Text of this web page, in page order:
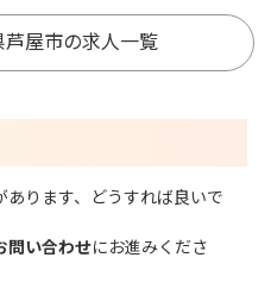
芦屋市の求人一覧
あります、どうすれば良いで
問い合わせにお進みくださ